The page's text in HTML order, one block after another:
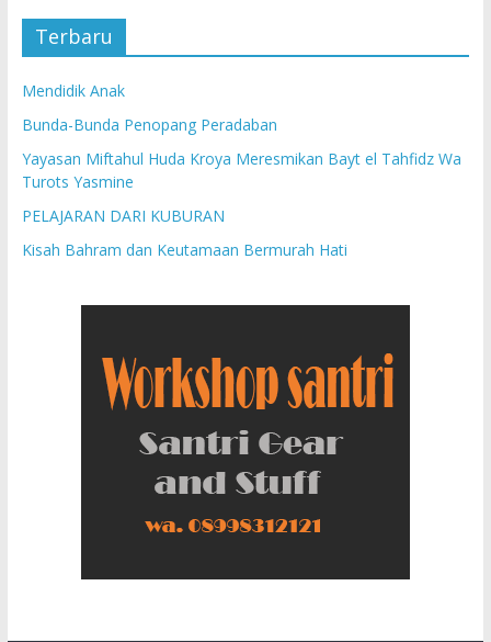
Terbaru
Mendidik Anak
Bunda-Bunda Penopang Peradaban
Yayasan Miftahul Huda Kroya Meresmikan Bayt el Tahfidz Wa
Turots Yasmine
PELAJARAN DARI KUBURAN
Kisah Bahram dan Keutamaan Bermurah Hati